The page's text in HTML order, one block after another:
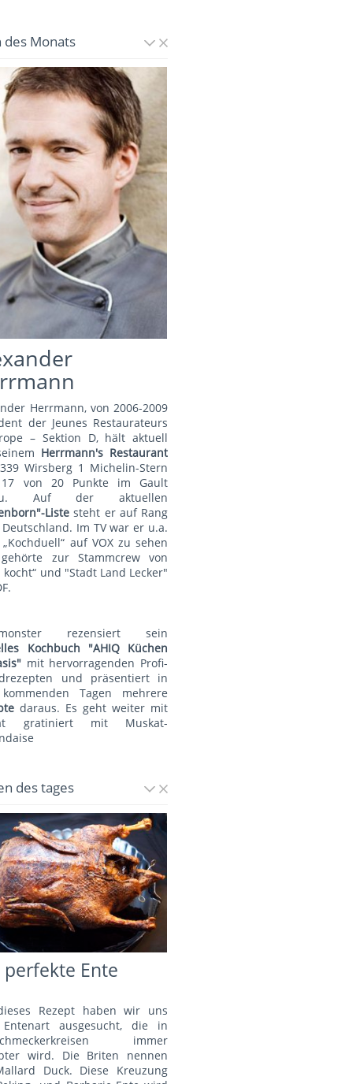
des Monats
Herrmann, von 2006-2009
der Jeunes Restaurateurs
– Sektion D, hält aktuell
Herrmann's Restaurant
Wirsberg 1 Michelin-Stern
von 20 Punkte im Gault
Auf der aktuellen
Liste steht er auf Rang
Im TV war er u.a.
auf VOX zu sehen
zur Stammcrew von
kocht“ und "Stadt Land Lecker"
rezensiert sein
Kochbuch "AHIQ Küchen
mit hervorragenden Profi-
und präsentiert in
Tagen mehrere
daraus. Es geht weiter mit
gratiniert mit Muskat-
des tages
perfekte Ente
Rezept haben wir uns
ausgesucht, die in
immer
wird. Die Briten nennen
Duck. Diese Kreuzung